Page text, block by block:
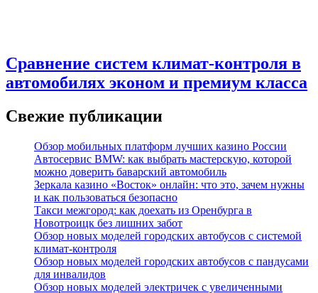
Сравнение систем климат-контроля в
автомобилях эконом и премиум класса
Свежие публикации
Обзор мобильных платформ лучших казино России
Автосервис BMW: как выбрать мастерскую, которой
можно доверить баварский автомобиль
Зеркала казино «Восток» онлайн: что это, зачем нужны
и как пользоваться безопасно
Такси межгород: как доехать из Оренбурга в
Новотроицк без лишних забот
Обзор новых моделей городских автобусов с системой
климат-контроля
Обзор новых моделей городских автобусов с пандусами
для инвалидов
Обзор новых моделей электричек с увеличенными